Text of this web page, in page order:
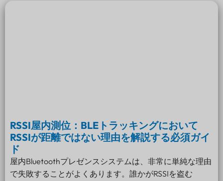
RSSI屋内測位：BLEトラッキングにおいて
RSSIが距離ではない理由を解説する必須ガイ
ド
屋内Bluetoothプレゼンスシステムは、非常に単純な理由
で失敗することがよくあります。誰かがRSSIを盗む